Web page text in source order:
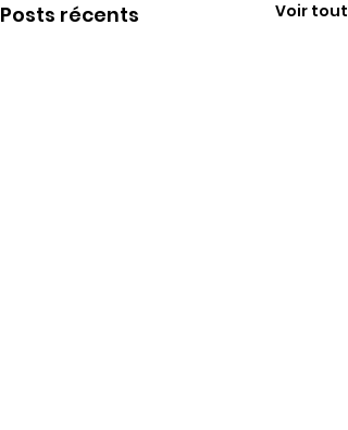
Posts récents Voir tout